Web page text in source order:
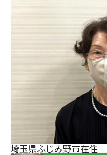
埼玉県ふじみ野市在住